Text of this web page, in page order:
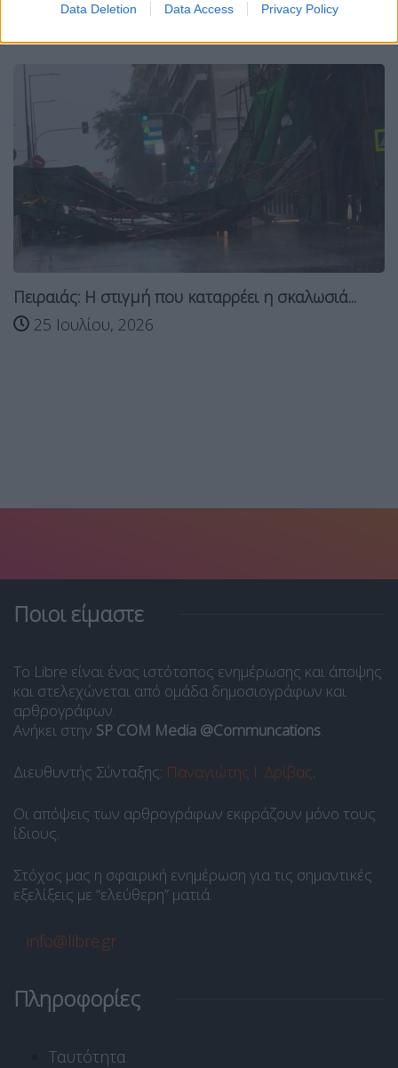
Data Deletion Data Access Privacy Policy
η σκαλωσιά...
Ποιοι είμαστε
Το Libre είναι ένας ιστότοπος ενημέρωσης και άποψης
και στελεχώνεται από ομάδα δημοσιογράφων και
αρθρογράφων.
Ανήκει στην SP COM Media @Communcations.
Διευθυντής Σύνταξης: Παναγιώτης Ι. Δρίβας.
Οι απόψεις των αρθρογράφων εκφράζουν μόνο τους
ίδιους.
Στόχος μας η σφαιρική ενημέρωση για τις σημαντικές
εξελίξεις με “ελεύθερη” ματιά.
info@libre.gr
Πληροφορίες
Ταυτότητα